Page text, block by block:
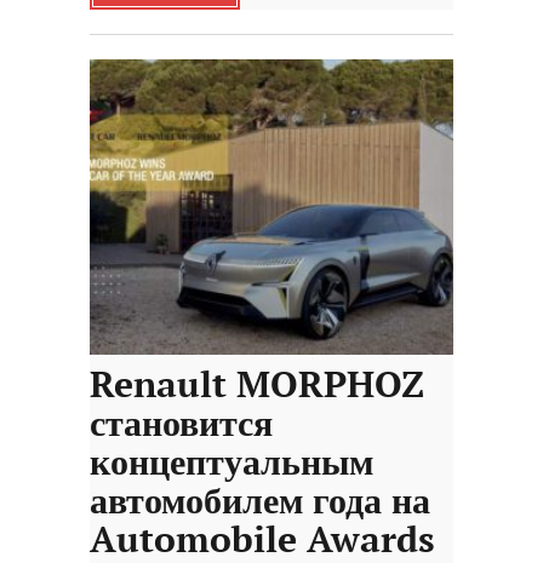
Renault MORPHOZ
становится
концептуальным
автомобилем года на
Automobile Awards